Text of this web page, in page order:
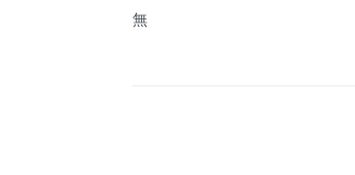
無